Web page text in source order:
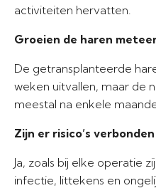
activiteiten hervatten.
Groeien de haren
De getransplanteerde
weken uitvallen, maar de
meestal na enkele
Zijn er risico’s
Ja, zoals bij elke operatie
infectie, littekens en